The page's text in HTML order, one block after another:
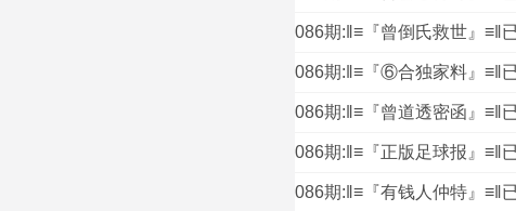
086期:‖≡『曾倒氏救世』≡‖
086期:‖≡『⑥合独家料』≡‖
086期:‖≡『曾道透密函』≡‖
086期:‖≡『正版足球报』≡‖
086期:‖≡『有钱人仲特』≡‖